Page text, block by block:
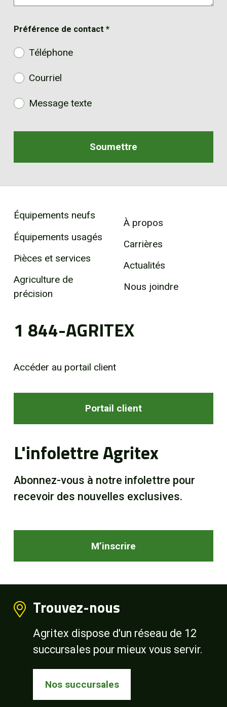
Préférence de contact *
Téléphone
Courriel
Message texte
Équipements neufs
Équipements usagés
Pièces et services
Agriculture de
précision
À propos
Carrières
Actualités
Nous joindre
1 844-AGRITEX
Accéder au portail client
Portail client
L'infolettre Agritex
Abonnez-vous à notre infolettre pour
recevoir des nouvelles exclusives.
M’inscrire
Trouvez-nous
Agritex dispose d'un réseau de 12
succursales pour mieux vous servir.
Nos succursales